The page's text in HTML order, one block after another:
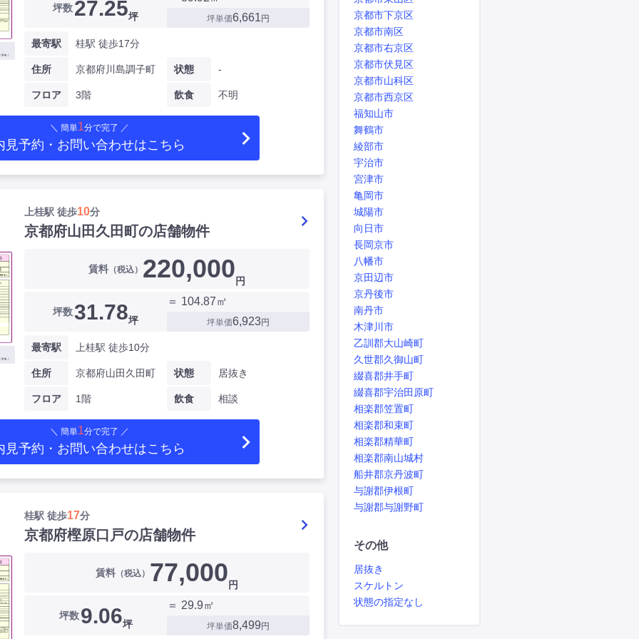
坪数27.25坪 坪単価6,661 円
最寄駅 桂駅 徒歩17分
住所 京都府川島調子町
フロア 3階
状態 -
飲食 不明
＼ 簡単1分で完了 ／
見予約・お問い合わせはこちら
上桂駅 徒歩10分
京都府山田久田町の店舗物件
賃料 （税込） 220,000 円
坪数31.78坪
＝ 104.87㎡
坪単価6,923円
最寄駅 上桂駅 徒歩10分
住所 京都府山田久田町
フロア 1階
状態 居抜き
飲食 相談
＼ 簡単1分で完了 ／
見予約・お問い合わせはこちら
桂駅 徒歩17分
京都府樫原口戸の店舗物件
賃料 （税込） 77,000 円
坪数 9.06坪
＝ 29.9㎡
坪単価8,499 円
京都市下京区
京都市南区
京都市右京区
京都市伏見区
京都市山科区
京都市西京区
福知山市
舞鶴市
綾部市
宇治市
宮津市
亀岡市
城陽市
向日市
長岡京市
八幡市
京田辺市
京丹後市
南丹市
木津川市
乙訓郡大山崎町
久世郡久御山町
綴喜郡井手町
綴喜郡宇治田原町
相楽郡笠置町
相楽郡和束町
相楽郡精華町
相楽郡南山城村
船井郡京丹波町
与謝郡伊根町
与謝郡与謝野町
その他
居抜き
スケルトン
状態の指定なし